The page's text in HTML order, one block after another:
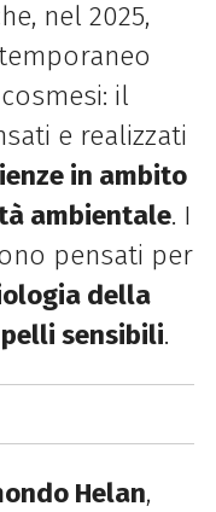
nel 2025,
il
e realizzati
in ambito
ambientale. I
pensati per
della
sensibili.
Helan,